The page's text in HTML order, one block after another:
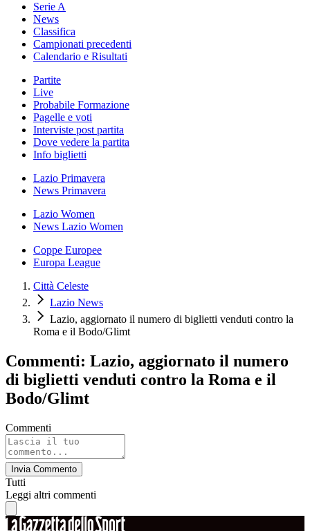
Serie A
News
Classifica
Campionati precedenti
Calendario e Risultati
Partite
Live
Probabile Formazione
Pagelle e voti
Interviste post partita
Dove vedere la partita
Info biglietti
Lazio Primavera
News Primavera
Lazio Women
News Lazio Women
Coppe Europee
Europa League
Città Celeste
Lazio News
Lazio, aggiornato il numero di biglietti venduti contro la
Roma e il Bodo/Glimt
Commenti: Lazio, aggiornato il numero
di biglietti venduti contro la Roma e il
Bodo/Glimt
Commenti
Invia Commento
Tutti
Leggi altri commenti